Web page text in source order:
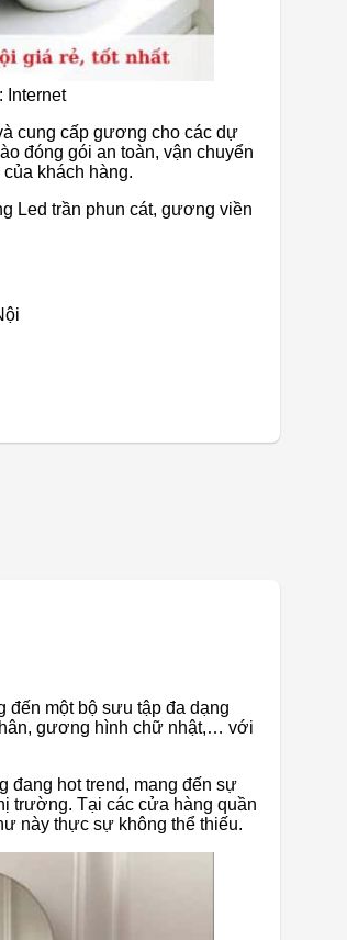
Internet
cung cấp gương cho các dự
đóng gói an toàn, vận chuyển
khách hàng.
Led trần phun cát, gương viền
đến một bộ sưu tập đa dạng
gương hình chữ nhật,… với
đang hot trend, mang đến sự
trường. Tại các cửa hàng quần
này thực sự không thể thiếu.